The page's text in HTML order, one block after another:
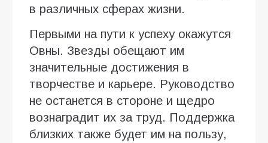
в различных сферах жизни.
Первыми на пути к успеху окажутся
Овны. Звезды обещают им
значительные достижения в
творчестве и карьере. Руководство
не останется в стороне и щедро
вознаградит их за труд. Поддержка
близких также будет им на пользу,